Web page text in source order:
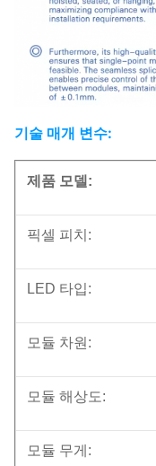
기술 매개 변수:
제품 모델:
픽셀 피치:
LED 타입:
모듈 차원:
모듈 해상도:
모듈 무게: